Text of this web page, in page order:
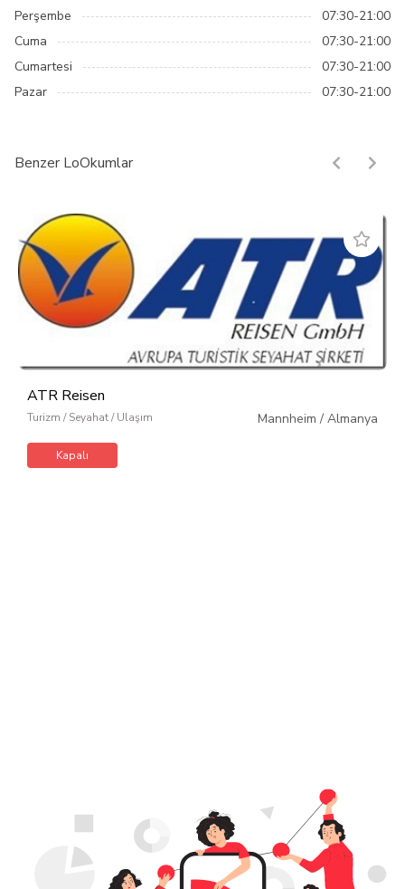
Perşembe
07:30-21:00
Cuma
07:30-21:00
Cumartesi
07:30-21:00
Pazar
07:30-21:00
Benzer LoOkumlar
ATR Reisen
Turizm / Seyahat / Ulaşım Mannheim / Almanya
Kapalı